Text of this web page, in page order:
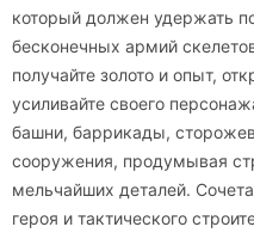
который должен удержать
бесконечных армий
получайте золото и опыт,
усиливайте своего
башни, баррикады,
сооружения, продумывая
мельчайших деталей.
героя и тактического